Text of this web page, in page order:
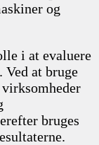
og
i at evaluere
at bruge
bruges